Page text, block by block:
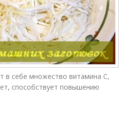
в себе множество витамина С,
способствует повышению